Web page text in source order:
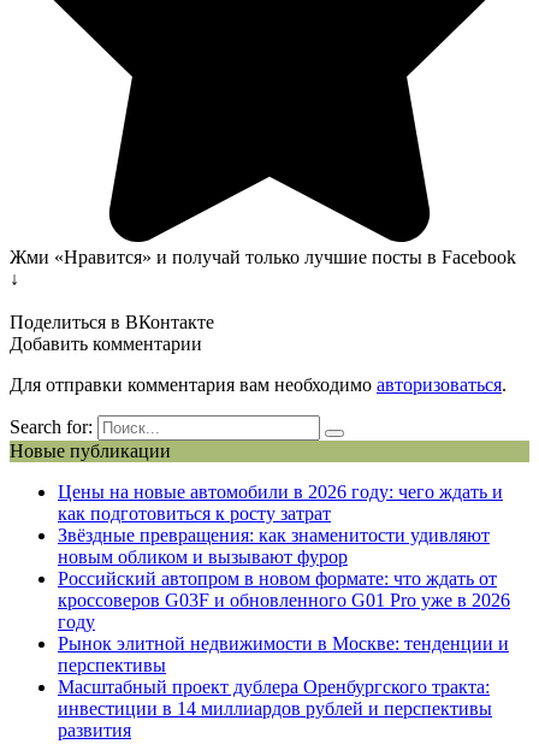
Жми «Нравится» и получай только лучшие посты в Facebook
↓
Поделиться в ВКонтакте
Добавить комментарии
Для отправки комментария вам необходимо авторизоваться.
Search for:
Новые публикации
Цены на новые автомобили в 2026 году: чего ждать и
как подготовиться к росту затрат
Звёздные превращения: как знаменитости удивляют
новым обликом и вызывают фурор
Российский автопром в новом формате: что ждать от
кроссоверов G03F и обновленного G01 Pro уже в 2026
году
Рынок элитной недвижимости в Москве: тенденции и
перспективы
Масштабный проект дублера Оренбургского тракта:
инвестиции в 14 миллиардов рублей и перспективы
развития